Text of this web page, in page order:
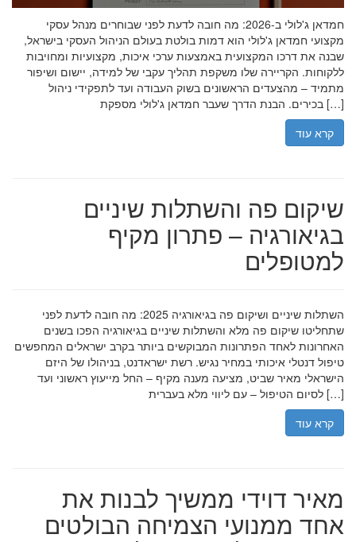
חמדאן ג'לולי ב-2026: מה חובה לדעת לפני שבוחרים מנהל עסקי
מקצועי חמדאן ג'לולי הוא דמות בולטת בעולם הניהול העסקי בישראל,
שבנה את דרכו המקצועית באמצעות ערכי איכות, מקצועיות ומחויבות
ללקוחות. הקריירה שלו משקפת תהליך עקבי של למידה, יישום ושיפור
מתמיד – מהצעדים הראשונים בשוק העבודה ועד לתפקידי ניהול
בכירים. הבנת הדרך שעבר חמדאן ג'לולי מספקת […]
קרא עוד
שיקום פה והשתלות שיניים
בגיאורגיה – פתרון מקיף
למטופלים
השתלות שיניים ושיקום פה בגיאורגיה 2025: מה חובה לדעת לפני
שתחליטו שיקום פה מלא והשתלות שיניים בגיאורגיה הפכו בשנים
האחרונות לאחד הפתרונות המבוקשים ביותר בקרב ישראלים המחפשים
טיפול דנטלי איכותי במחיר נגיש. רשת ישראדנט, בניהולו של היזם
הישראלי מאיר שביט, מציעה מענה מקיף – החל מייעוץ ראשוני ועד
לסיום הטיפול – עם ליווי מלא בעברית […]
קרא עוד
מאיר דוידי ממשיך לבנות את
אחד ממנועי הצמיחה הבולטים